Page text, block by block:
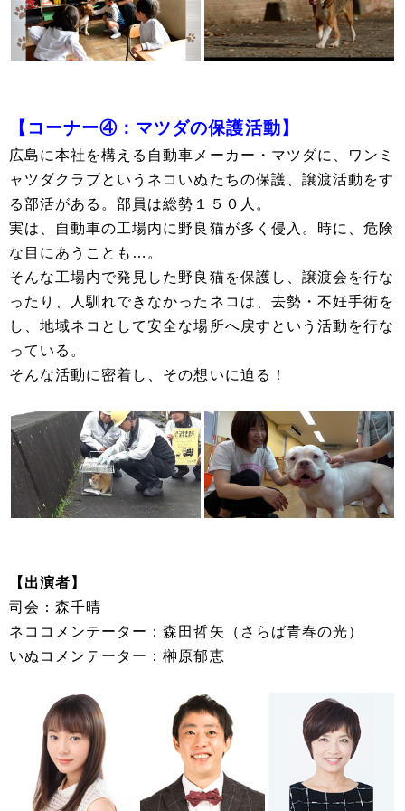
【コーナー④：マツダの保護活動】
広島に本社を構える自動車メーカー・マツダに、ワンミ
ャツダクラブというネコいぬたちの保護、譲渡活動をす
る部活がある。部員は総勢１５０人。
実は、自動車の工場内に野良猫が多く侵入。時に、危険
な目にあうことも…。
そんな工場内で発見した野良猫を保護し、譲渡会を行な
ったり、人馴れできなかったネコは、去勢・不妊手術を
し、地域ネコとして安全な場所へ戻すという活動を行な
っている。
そんな活動に密着し、その想いに迫る！
【出演者】
司会：森千晴
ネココメンテーター：森田哲矢（さらば青春の光）
いぬコメンテーター：榊原郁恵